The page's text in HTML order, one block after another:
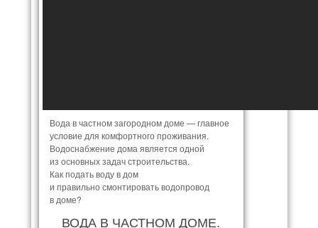
Вода в частном загородном доме — главное
условие для комфортного проживания.
Водоснабжение дома является одной
из основных задач строительства.
Как подать воду в дом
и правильно смонтировать водопровод
в доме?
ВОДА В ЧАСТНОМ ДОМЕ.